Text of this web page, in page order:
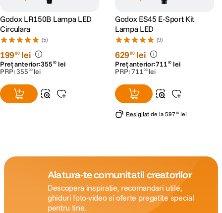
Godox LR150B Lampa LED
Circulara
(5)
19900 lei
Preț anterior:355 00 lei
PRP:355 00 lei
Godox ES45 E-Sport Kit
Lampa LED
(9)
62900 lei
Preț anterior:711 00 lei
PRP:711 00 lei
Resigilat de la 597 55 lei
Alatura-te comunitatii creatorilor
Descopera inspiratie, recomandari utile,
ghiduri foto-video si oferte pregatite special
pentru tine.